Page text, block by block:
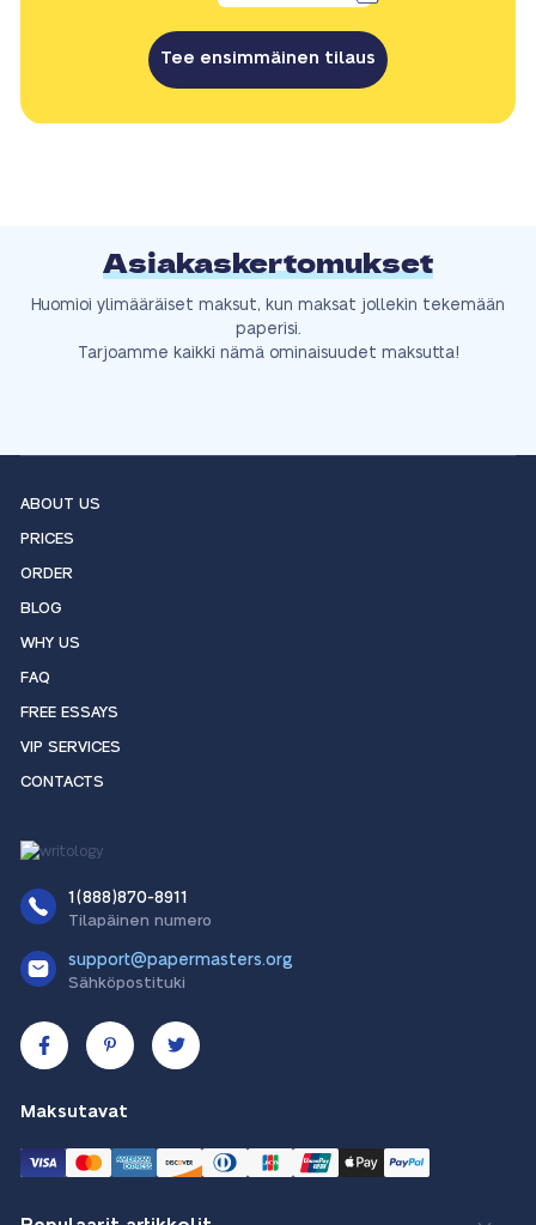
Tee ensimmäinen tilaus
Asiakaskertomukset
Huomioi ylimääräiset maksut, kun maksat jollekin tekemään
paperisi.
Tarjoamme kaikki nämä ominaisuudet maksutta!
ABOUT US
PRICES
ORDER
BLOG
WHY US
FAQ
FREE ESSAYS
VIP SERVICES
CONTACTS
1(888)870-8911
Tilapäinen numero
support@papermasters.org
Sähköpostituki
Maksutavat